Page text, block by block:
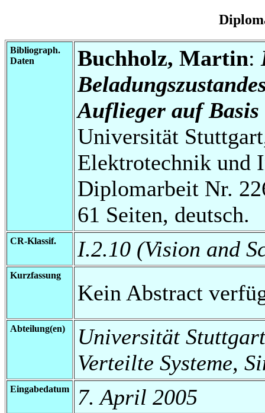
Bibliograph.
Daten
Buchholz, Martin:
Auflieger auf Basis
Universität
Elektrotechnik und
Diplomarbeit Nr.
61 Seiten, deutsch.
CR-Klassif. I.2.10 (Vision and
Kurzfassung
Kein Abstract
Abteilung(en)
Universität
Verteilte Systeme,
Eingabedatum 7. April 2005